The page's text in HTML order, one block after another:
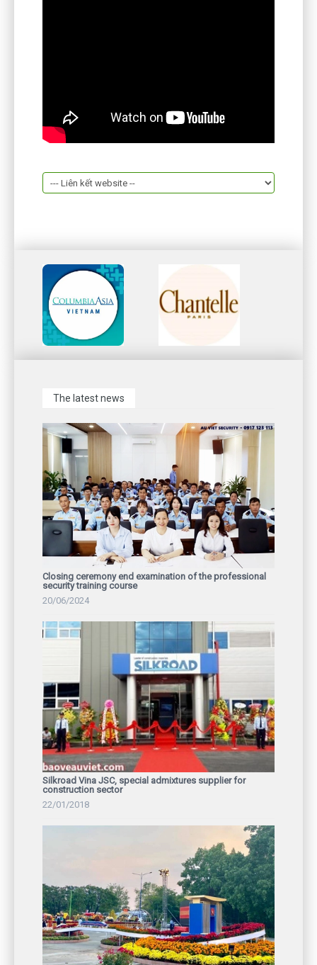
The latest news
Closing ceremony end examination of the professional
security training course
20/06/2024
Silkroad Vina JSC, special admixtures supplier for
construction sector
22/01/2018